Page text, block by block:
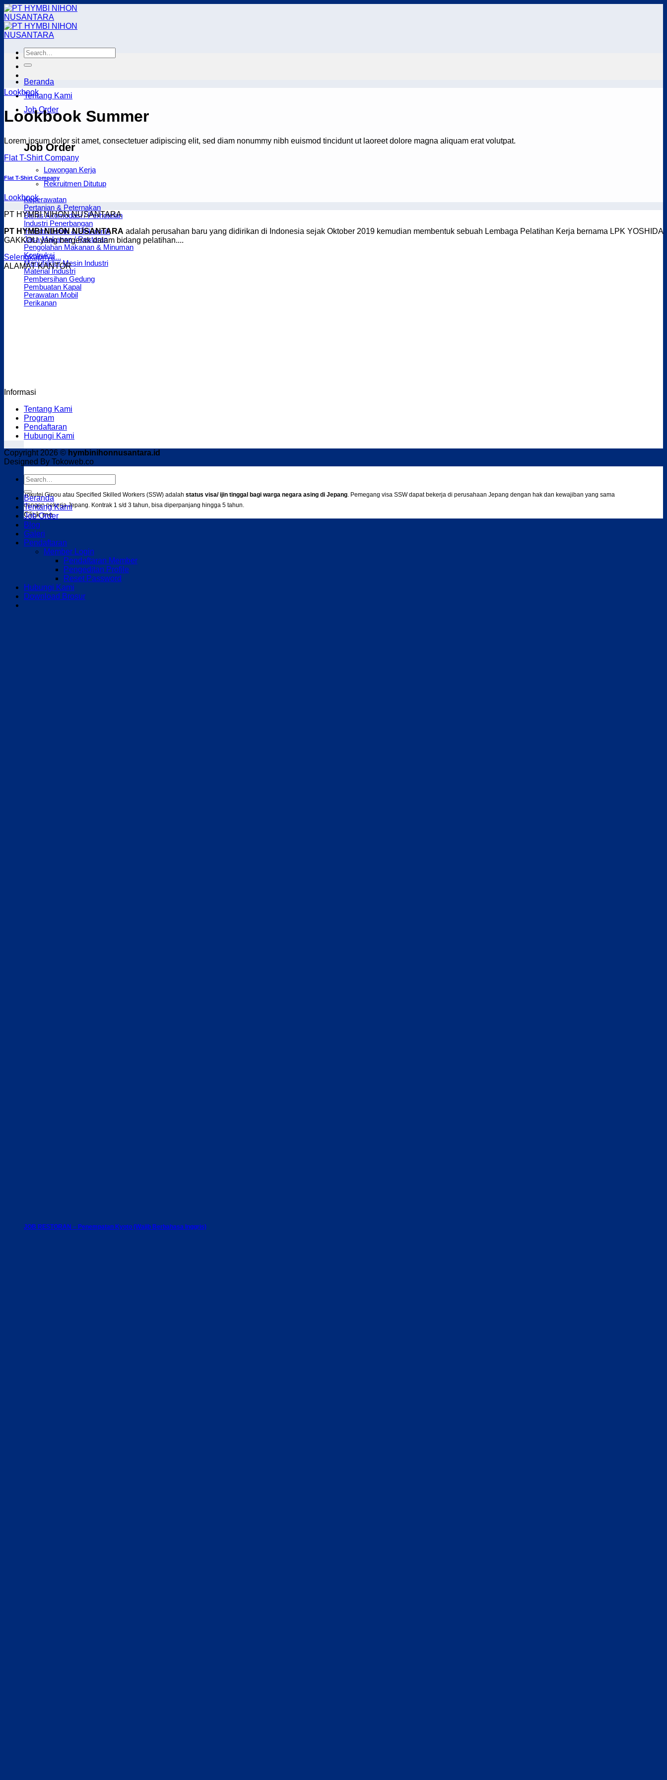
Skip
to
content
Beranda
Tentang Kami
Job Order
Job Order
Lowongan Kerja
Rekruitmen Ditutup
Keperawatan
Pertanian & Peternakan
Bisnis Akomodasi / Perhotelan
Industri Penerbangan
Industri Listrik & Elektronik
Jasa Makanan / Restoran
Pengolahan Makanan & Minuman
Kontruksi
Manufaktur Mesin Industri
Material Industri
Pembersihan Gedung
Pembuatan Kapal
Perawatan Mobil
Perikanan
Program Tokutei Ginou
Tokutei Ginou atau Speciﬁed Skilled Workers (SSW) adalah status visa/ ijin tinggal bagi warga negara asing di Jepang. Pemegang visa SSW dapat bekerja di perusahaan Jepang dengan hak dan kewajiban yang sama
dengan pekerja Jepang. Kontrak 1 s/d 3 tahun, bisa diperpanjang hingga 5 tahun.
Click me
JOB RESTORAN – Penempatan Kyoto (Wajib Berbahasa Inggris)
Lookbook
Lookbook Summer
Lorem ipsum dolor sit amet, consectetuer adipiscing elit, sed diam nonummy nibh euismod tincidunt ut laoreet dolore magna aliquam erat volutpat.
Flat T-Shirt Company
Flat T-Shirt Company
Lookbook
PT HYMBI NIHON NUSANTARA
PT HYMBI NIHON NUSANTARA adalah perusahan baru yang didirikan di Indonesia sejak Oktober 2019 kemudian membentuk sebuah Lembaga Pelatihan Kerja bernama LPK YOSHIDA
GAKKOU yang bergerak dalam bidang pelatihan....
Selengkapnya...
ALAMAT KANTOR
Informasi
Tentang Kami
Program
Pendaftaran
Hubungi Kami
Copyright 2026 © hymbinihonnusantara.id
Designed By Tokoweb.co
Beranda
Tentang Kami
Job Order
Blog
Galeri
Pendaftaran
Member Login
Pendaftaran Member
Pengeditan Profile
Reset Password
Hubungi Kami
Download Brosur